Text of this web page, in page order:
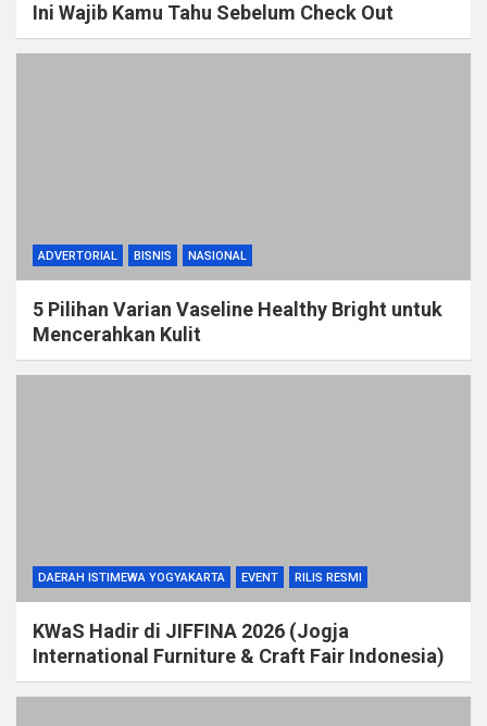
Ini Wajib Kamu Tahu Sebelum Check Out
ADVERTORIAL BISNIS NASIONAL
5 Pilihan Varian Vaseline Healthy Bright untuk
Mencerahkan Kulit
DAERAH ISTIMEWA YOGYAKARTA EVENT RILIS RESMI
KWaS Hadir di JIFFINA 2026 (Jogja
International Furniture & Craft Fair Indonesia)